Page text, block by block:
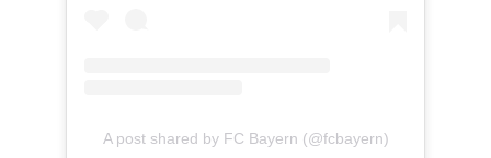
A post shared by FC Bayern (@fcbayern)